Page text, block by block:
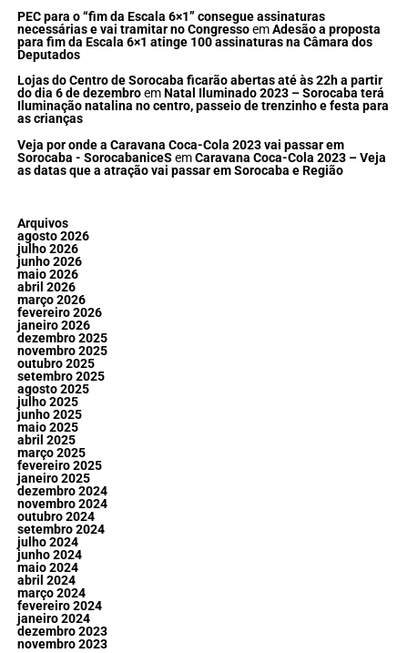
PEC para o “fim da Escala 6×1” consegue assinaturas
necessárias e vai tramitar no CongressoemAdesão a proposta
para fim da Escala 6×1 atinge 100 assinaturas na Câmara dos
Deputados
Lojas do Centro de Sorocaba ficarão abertas até às 22h a partir
do dia 6 de dezembroemNatal Iluminado 2023 – Sorocaba terá
Iluminação natalina no centro, passeio de trenzinho e festa para
as crianças
Veja por onde a Caravana Coca-Cola 2023 vai passar em
Sorocaba - SorocabaniceS emCaravana Coca-Cola 2023 – Veja
as datas que a atração vai passar em Sorocaba e Região
Arquivos
agosto 2026
julho 2026
junho 2026
maio 2026
abril 2026
março 2026
fevereiro 2026
janeiro 2026
dezembro 2025
novembro 2025
outubro 2025
setembro 2025
agosto 2025
julho 2025
junho 2025
maio 2025
abril 2025
março 2025
fevereiro 2025
janeiro 2025
dezembro 2024
novembro 2024
outubro 2024
setembro 2024
julho 2024
junho 2024
maio 2024
abril 2024
março 2024
fevereiro 2024
janeiro 2024
dezembro 2023
novembro 2023